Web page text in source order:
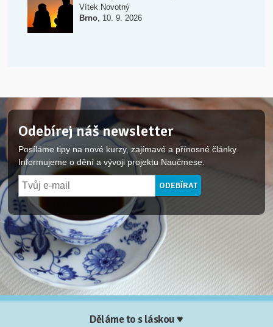
Vítek Novotný
Brno, 10. 9. 2026
Odebírej náš newsletter
Posíláme tipy na nové kurzy, zajímavé a přínosné články.
Informujeme o dění a vývoji projektu Naučmese.
Děláme to s láskou ♥